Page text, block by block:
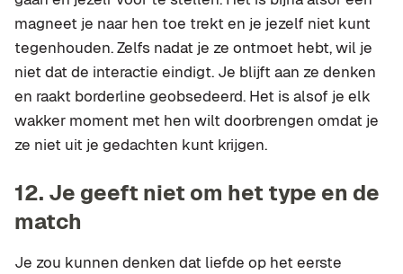
magneet je naar hen toe trekt en je jezelf niet kunt
tegenhouden. Zelfs nadat je ze ontmoet hebt, wil je
niet dat de interactie eindigt. Je blijft aan ze denken
en raakt borderline geobsedeerd. Het is alsof je elk
wakker moment met hen wilt doorbrengen omdat je
ze niet uit je gedachten kunt krijgen.
12. Je geeft niet om het type en de
match
Je zou kunnen denken dat liefde op het eerste